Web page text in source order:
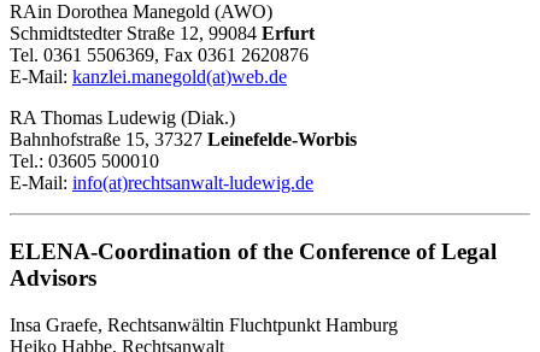
RAin Dorothea Manegold (AWO)
Schmidtstedter Straße 12, 99084 Erfurt
Tel. 0361 5506369, Fax 0361 2620876
E-Mail: kanzlei.manegold(at)web.de
RA Thomas Ludewig (Diak.)
Bahnhofstraße 15, 37327 Leinefelde-Worbis
Tel.: 03605 500010
E-Mail: info(at)rechtsanwalt-ludewig.de
ELENA-Coordination of the Conference of Legal
Advisors
Insa Graefe, Rechtsanwältin Fluchtpunkt Hamburg
Heiko Habbe, Rechtsanwalt